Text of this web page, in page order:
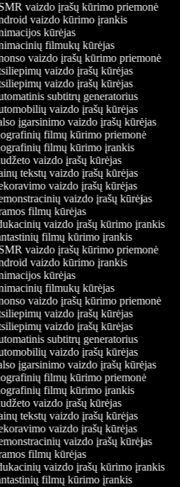
vaizdo įrašų kūrimo priemonė
vaizdo kūrimo įrankis
kūrėjas
filmukų kūrėjas
vaizdo įrašų kūrimo priemonė
vaizdo įrašų kūrėjas
vaizdo įrašų kūrėjas
subtitrų generatorius
vaizdo įrašų kūrėjas
įgarsinimo vaizdo įrašų kūrėjas
filmų kūrimo priemonė
filmų kūrimo įrankis
vaizdo įrašų kūrėjas
tekstų vaizdo įrašų kūrėjas
vaizdo įrašų kūrėjas
vaizdo įrašų kūrėjas
filmų kūrėjas
vaizdo įrašų kūrimo įrankis
filmų kūrimo įrankis
vaizdo įrašų kūrimo priemonė
vaizdo kūrimo įrankis
kūrėjas
filmukų kūrėjas
vaizdo įrašų kūrimo priemonė
vaizdo įrašų kūrėjas
vaizdo įrašų kūrėjas
subtitrų generatorius
vaizdo įrašų kūrėjas
įgarsinimo vaizdo įrašų kūrėjas
filmų kūrimo priemonė
filmų kūrimo įrankis
vaizdo įrašų kūrėjas
tekstų vaizdo įrašų kūrėjas
vaizdo įrašų kūrėjas
vaizdo įrašų kūrėjas
filmų kūrėjas
vaizdo įrašų kūrimo įrankis
filmų kūrimo įrankis